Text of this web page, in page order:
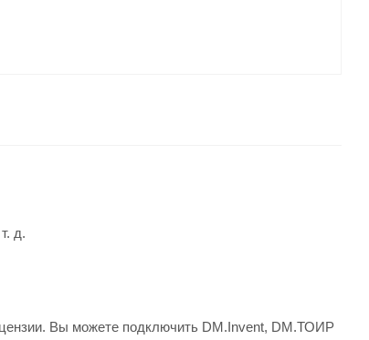
д.
Вы можете подключить DM.Invent, DM.ТОИР